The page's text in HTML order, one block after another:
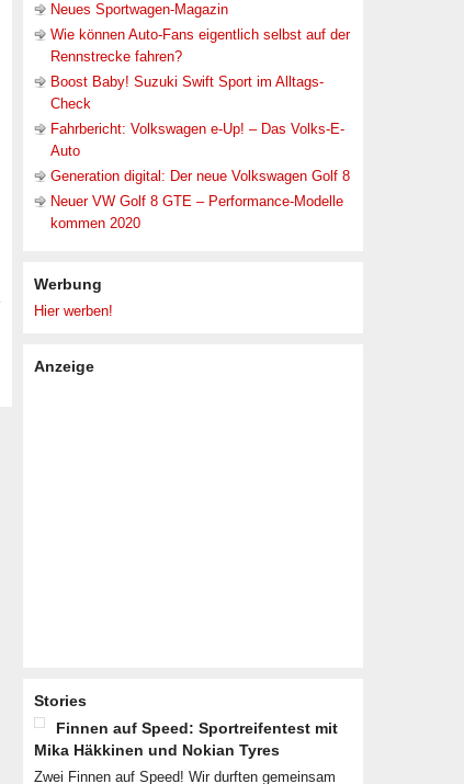
Neues Sportwagen-Magazin
Wie können Auto-Fans eigentlich selbst auf der
Rennstrecke fahren?
Boost Baby! Suzuki Swift Sport im Alltags-
Check
Fahrbericht: Volkswagen e-Up! – Das Volks-E-
Auto
Generation digital: Der neue Volkswagen Golf 8
Neuer VW Golf 8 GTE – Performance-Modelle
kommen 2020
Werbung
Hier werben!
Anzeige
Stories
Finnen auf Speed: Sportreifentest mit
Mika Häkkinen und Nokian Tyres
Zwei Finnen auf Speed! Wir durften gemeinsam